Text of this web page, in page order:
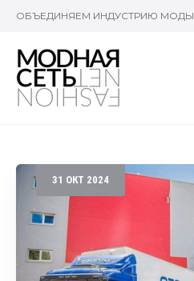
ОБЪЕДИНЯЕМ ИНДУСТРИЮ МОДЫ
31 ОКТ 2024